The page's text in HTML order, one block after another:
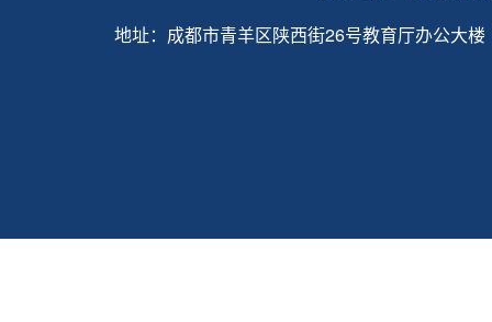
地址：成都市青羊区陕西街26号教育厅办公大